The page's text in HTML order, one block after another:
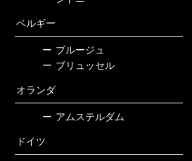
ベルギー
ー ブルージュ
ー ブリュッセル
オランダ
ー アムステルダム
ドイツ